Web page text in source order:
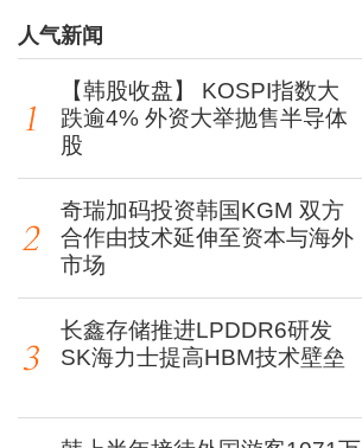
人气新闻
【韩股收盘】 KOSPI指数大
跌逾4% 外资大举抛售半导体
股
奇瑞加码投资韩国KGM 双方
合作由技术延伸至资本与海外
市场
长鑫存储推进LPDDR6研发
SK海力士提高HBM技术壁垒